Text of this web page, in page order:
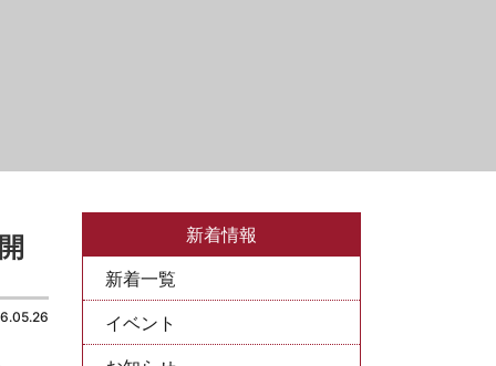
新着情報
新着一覧
イベント